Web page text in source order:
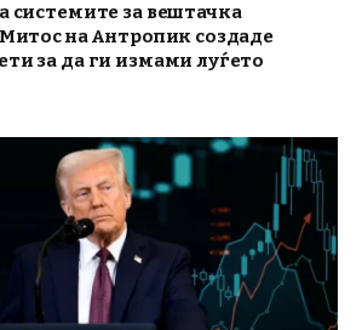
системите за вештачка
на Антропик создаде
за да ги измами луѓето